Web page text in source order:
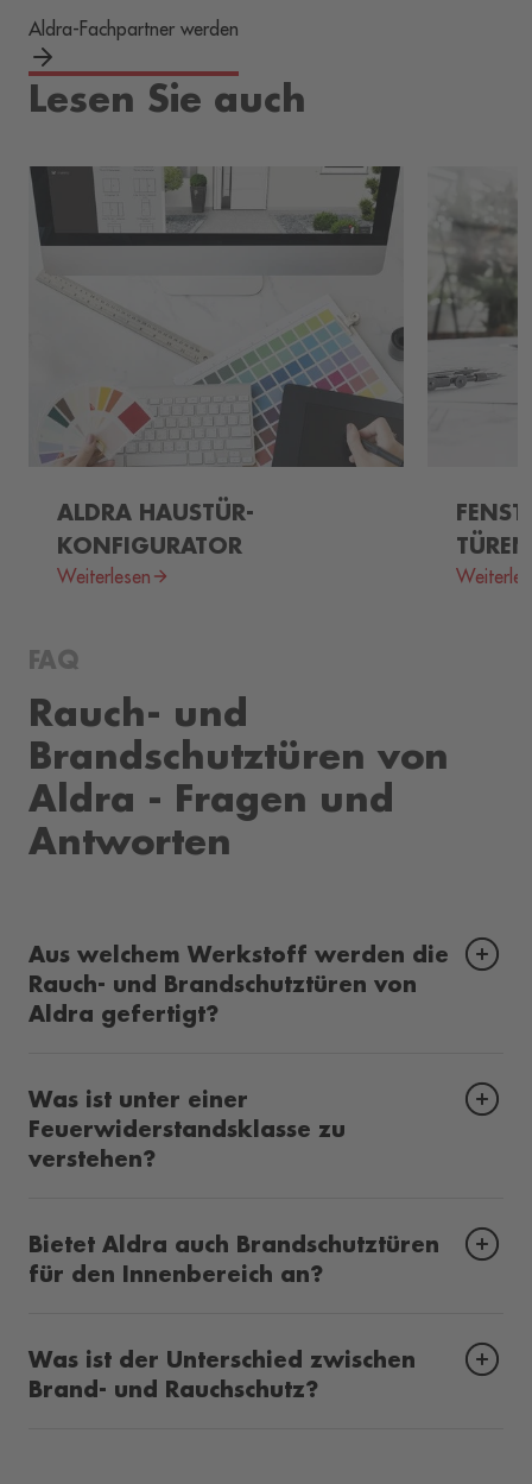
Aldra-Fachpartner werden
Lesen Sie auch
ALDRA HAUSTÜR-
KONFIGURATOR
Weiterlesen
FAQ
Rauch- und
Brandschutztüren von
Aldra - Fragen und
Antworten
Aus welchem Werkstoff werden die
Rauch- und Brandschutztüren von
Aldra gefertigt?
Was ist unter einer
Feuerwiderstandsklasse zu
verstehen?
Bietet Aldra auch Brandschutztüren
für den Innenbereich an?
Was ist der Unterschied zwischen
Brand- und Rauchschutz?